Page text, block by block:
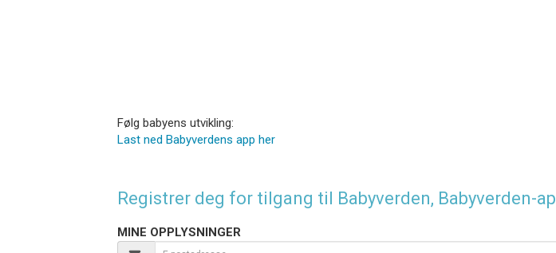
Følg babyens utvikling:
Last ned Babyverdens app her
Registrer deg for tilgang til Babyverden, Babyverden-
MINE OPPLYSNINGER